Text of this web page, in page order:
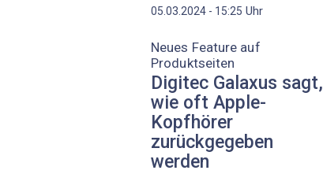
05.03.2024 - 15:25 Uhr
Neues Feature auf
Produktseiten
Digitec Galaxus sagt,
wie oft Apple-
Kopfhörer
zurückgegeben
werden